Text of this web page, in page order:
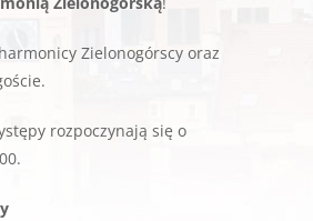
Zielonogórscy oraz
rozpoczynają się o